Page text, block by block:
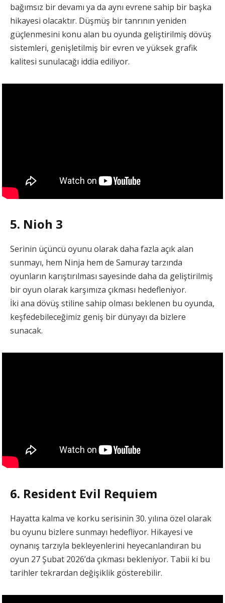
bağımsız bir devamı ya da aynı evrene sahip bir başka
hikayesi olacaktır. Düşmüş bir tanrının yeniden
güçlenmesini konu alan bu oyunda geliştirilmiş dövüş
sistemleri, genişletilmiş bir evren ve yüksek grafik
kalitesi sunulacağı iddia ediliyor.
5. Nioh 3
Serinin üçüncü oyunu olarak daha fazla açık alan
sunmayı, hem Ninja hem de Samuray tarzında
oyunların karıştırılması sayesinde daha da geliştirilmiş
bir oyun olarak karşımıza çıkması hedefleniyor.
İki ana dövüş stiline sahip olması beklenen bu oyunda,
keşfedebileceğimiz geniş bir dünyayı da bizlere
sunacak.
6. Resident Evil Requiem
Hayatta kalma ve korku serisinin 30. yılına özel olarak
bu oyunu bizlere sunmayı hedefliyor. Hikayesi ve
oynanış tarzıyla bekleyenlerini heyecanlandıran bu
oyun 27 Şubat 2026’da çıkması bekleniyor. Tabii ki bu
tarihler tekrardan değişiklik gösterebilir.